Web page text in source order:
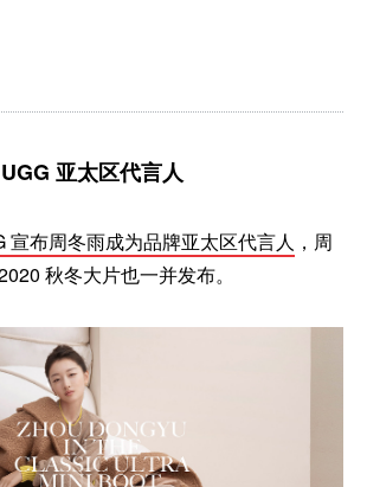
亚太区代言人
宣布周冬雨成为品牌亚太区代言人 ，周
秋冬大片也一并发布。